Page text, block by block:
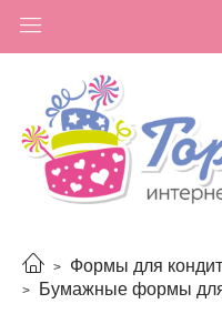
Формы для
Бумажные формы